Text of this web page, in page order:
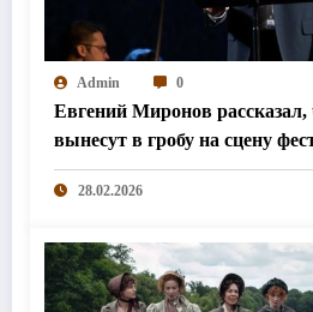
Admin 0
Евгений Миронов рассказал,
вынесут в гробу на сцену
Колумбии
28.02.2026